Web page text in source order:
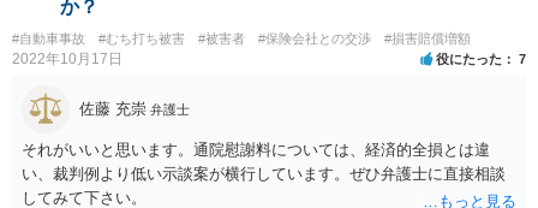
さったほうがよろしいかもしれません。加害ドライバーの任意保険が
本件に使えるか、使おうとするかが定かではありませんので。「1年4
ヶ月のうちに4回も事故」の事実は、会社から加害ドライバーへの責任
転嫁のような発言ですが、上記ただし書との関連で言えば、会社側が
「相当の注意」をしていなかった証左でしょう。 今後の対応ですが、
事故証明書を速やかに取得すべきです。 病院で治療を受ける際、第三
者行為による傷病届を出す必要があります。 最終的にどこまで認めら
れるかという問題はありますが、事故後に事故に関連した支出に関し
か？
#自動車事故 #むち打ち被害 #被害者 #保険会社との交渉 #損害賠償増額
2022年10月17日 役にたった 7
佐藤 充崇 弁護士
それがいいと思います。通院慰謝料については、経済的全損とは違
い、裁判例より低い示談案が横行しています。ぜひ弁護士に直接相談
してみて下さい。